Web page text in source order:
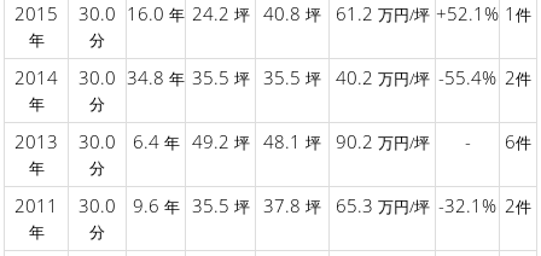
2015
年
30.0
分
16.0 年 24.2 坪 40.8 坪 61.2 万円/坪 +52.1% 1 件
2014
年
30.0
分
34.8 年 35.5 坪 35.5 坪 40.2 万円/坪 -55.4% 2件
2013
年
30.0
分
6.4 年 49.2 坪 48.1 坪 90.2 万円/坪 - 6件
2011
年
30.0
分
9.6 年 35.5 坪 37.8 坪 65.3 万円/坪 -32.1% 2件